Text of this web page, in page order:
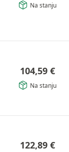
Na stanju
104,59 €
Na stanju
122,89 €